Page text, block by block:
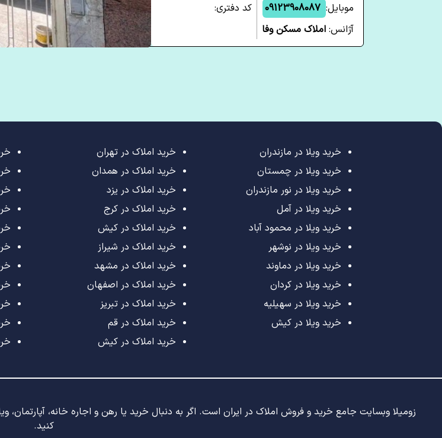
موبایل: 09123908087
آژانس: املاک مسکن وفا
کد دفتری:
خرید ویلا در مازندران
خرید ویلا در چمستان
خرید ویلا در نور مازندران
خرید ویلا در آمل
خرید ویلا در محمود آباد
خرید ویلا در نوشهر
خرید ویلا در دماوند
خرید ویلا در کردان
خرید ویلا در سهیلیه
خرید ویلا در کیش
خرید املاک در تهران
خرید املاک در همدان
خرید املاک در یزد
خرید املاک در کرج
خرید املاک در کیش
خرید املاک در شیراز
خرید املاک در مشهد
خرید املاک در اصفهان
خرید املاک در تبریز
خرید املاک در قم
خرید املاک در کیش
زومیلا وبسایت جامع خرید و فروش املاک در ایران است. اگر به دنبال خرید یا رهن و اجاره خانه،
کنید.